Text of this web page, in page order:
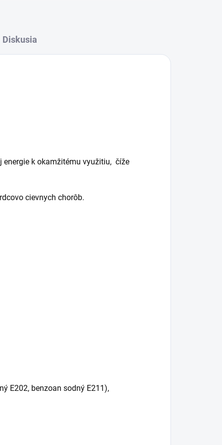
Diskusia
energie k okamžitému využitiu, číže
cievnych chorôb.
E202, benzoan sodný E211),